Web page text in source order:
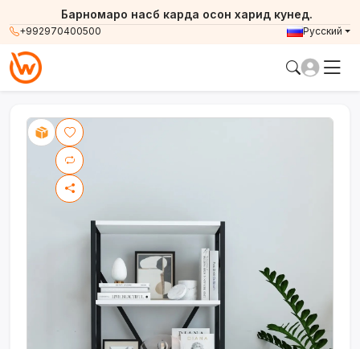
+992970400500
Барномаро насб карда осон харид кунед.
Русский